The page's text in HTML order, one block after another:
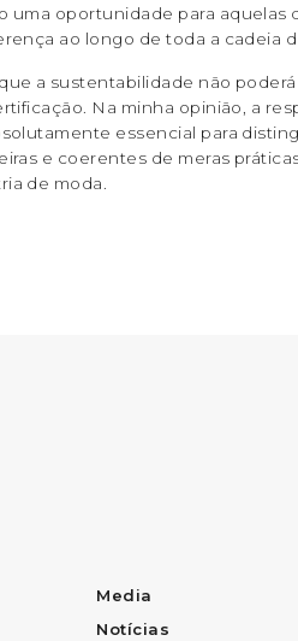
uma oportunidade para aquelas
ao longo de toda a cadeia
a sustentabilidade não
Na minha opinião, a
essencial para
e coerentes de meras
de moda.
Media
Notícias